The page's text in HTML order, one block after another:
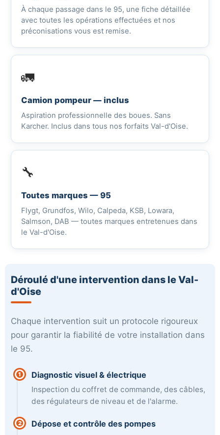
À chaque passage dans le 95, une fiche détaillée
avec toutes les opérations effectuées et nos
préconisations vous est remise.
🚛
Camion pompeur — inclus
Aspiration professionnelle des boues. Sans
Karcher. Inclus dans tous nos forfaits Val-d'Oise.
🔧
Toutes marques — 95
Flygt, Grundfos, Wilo, Calpeda, KSB, Lowara,
Salmson, DAB — toutes marques entretenues dans
le Val-d'Oise.
Déroulé d'une intervention dans le Val-
d'Oise
Chaque intervention suit un protocole rigoureux
pour garantir la fiabilité de votre installation dans
le 95.
1 Diagnostic visuel & électrique
Inspection du coffret de commande, des câbles,
des régulateurs de niveau et de l'alarme.
2 Dépose et contrôle des pompes